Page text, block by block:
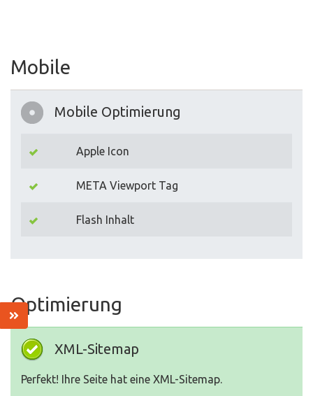
Mobile
Mobile Optimierung
Apple Icon
META Viewport Tag
Flash Inhalt
Optimierung
XML-Sitemap
Perfekt! Ihre Seite hat eine XML-Sitemap.